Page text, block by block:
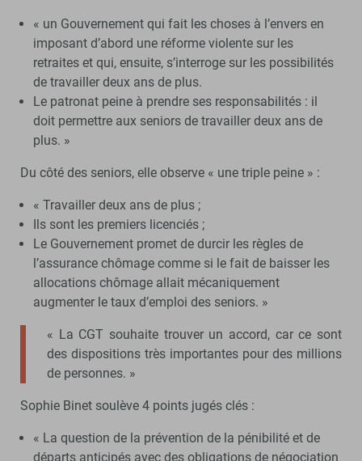
« un Gouvernement qui fait les choses à l’envers en
imposant d’abord une réforme violente sur les
retraites et qui, ensuite, s’interroge sur les possibilités
de travailler deux ans de plus.
Le patronat peine à prendre ses responsabilités : il
doit permettre aux seniors de travailler deux ans de
plus. »
Du côté des seniors, elle observe « une triple peine » :
« Travailler deux ans de plus ;
Ils sont les premiers licenciés ;
Le Gouvernement promet de durcir les règles de
l’assurance chômage comme si le fait de baisser les
allocations chômage allait mécaniquement
augmenter le taux d’emploi des seniors. »
« La CGT souhaite trouver un accord, car ce sont
des dispositions très importantes pour des millions
de personnes. »
Sophie Binet soulève 4 points jugés clés :
« La question de la prévention de la pénibilité et de
départs anticipés avec des obligations de négociation